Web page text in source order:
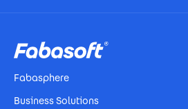
Fabasphere
Business Solutions